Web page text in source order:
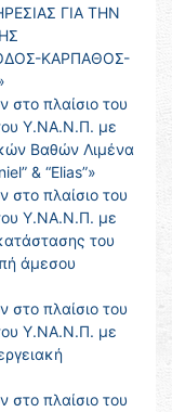
ΓΙΑ ΤΗΝ
ΚΑΡΠΑΘΟΣ-
πλαίσιο του
Υ.ΝΑ.Ν.Π. με
Βαθών Λιμένα
& “Elias”»
πλαίσιο του
Υ.ΝΑ.Ν.Π. με
του
άμεσου
πλαίσιο του
Υ.ΝΑ.Ν.Π. με
πλαίσιο του